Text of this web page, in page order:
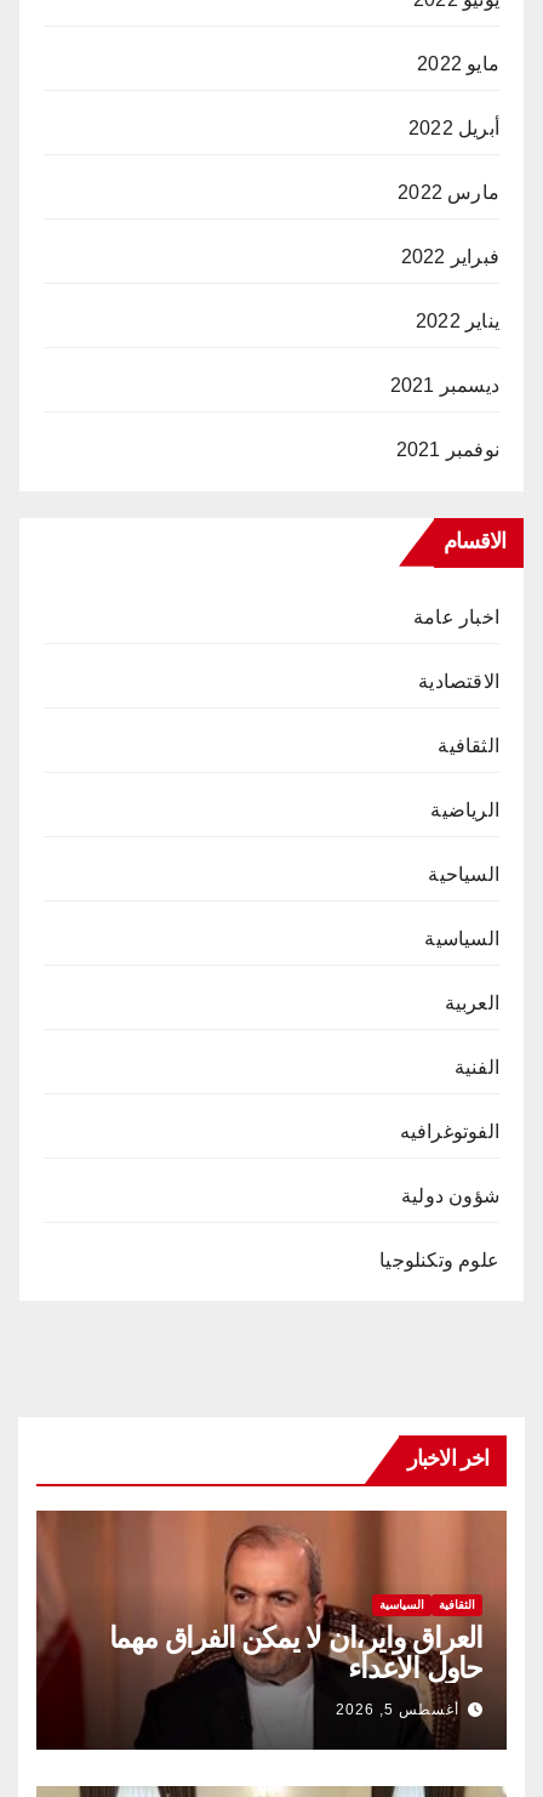
مايو 2022
أبريل 2022
مارس 2022
فبراير 2022
يناير 2022
ديسمبر 2021
نوفمبر 2021
الاقسام
اخبار عامة
الاقتصادية
الثقافية
الرياضية
السياحية
السياسية
العربية
الفنية
الفوتوغرافيه
شؤون دولية
علوم وتكنلوجيا
اخر الاخبار
الثقافية السياسية
العراق واير،ان لا يمكن الفراق مهما
حاول الاعداء
أغسطس 5, 2026